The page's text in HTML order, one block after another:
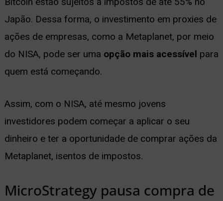
Japão. Dessa forma, o investimento em proxies de
ações de empresas, como a Metaplanet, por meio
do NISA, pode ser uma opção mais acessível para
quem está começando.
Assim, com o NISA, até mesmo jovens
investidores podem começar a aplicar o seu
dinheiro e ter a oportunidade de comprar ações da
Metaplanet, isentos de impostos.
MicroStrategy pausa compra de